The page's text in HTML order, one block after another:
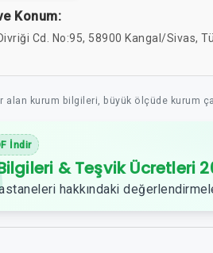
Konum:
Cd. No:95, 58900 Kangal/Sivas,
alan kurum bilgileri, büyük ölçüde kurum
İndir
& Teşvik Ücretleri
hakkındaki